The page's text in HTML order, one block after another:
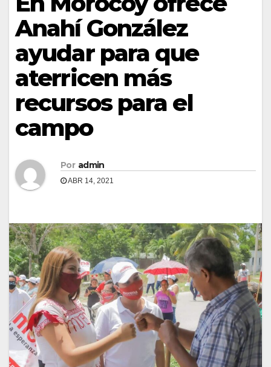
Anahí González
ayudar para que
aterricen más
recursos para el
campo
Por admin
ABR 14, 2021